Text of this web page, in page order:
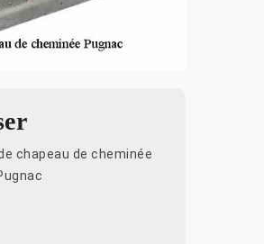
chapeau de cheminée